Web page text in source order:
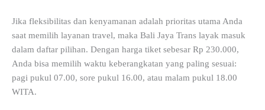
Jika fleksibilitas dan kenyamanan adalah prioritas utama Anda
saat memilih layanan travel, maka Bali Jaya Trans layak masuk
dalam daftar pilihan. Dengan harga tiket sebesar Rp 230.000,
Anda bisa memilih waktu keberangkatan yang paling sesuai:
pagi pukul 07.00, sore pukul 16.00, atau malam pukul 18.00
WITA.